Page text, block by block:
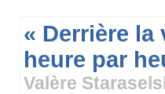
« Derrière la
heure par
Valère